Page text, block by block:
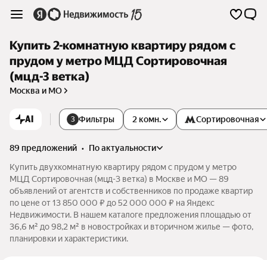
Купить 2-комнатную квартиру рядом с
прудом у метро МЦД Сортировочная
(мцд-3 ветка)
Москва и МО
AI 3 Фильтры 2 комн. Сортировочная
89 предложений •
по актуальности
Купить двухкомнатную квартиру рядом с прудом у метро
МЦД Сортировочная (мцд-3 ветка) в Москве и МО — 89
объявлений от агентств и собственников по продаже квартир
по цене от 13 850 000 ₽ до 52 000 000 ₽ на Яндекс
Недвижимости. В нашем каталоге предложения площадью от
36,6 м² до 98,2 м² в новостройках и вторичном жилье — фото,
планировки и характеристики.